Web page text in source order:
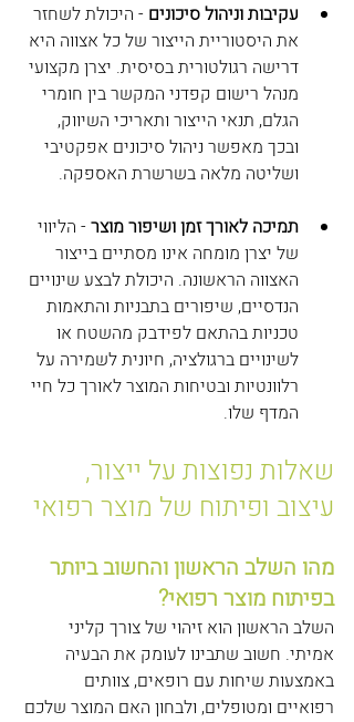
עקיבות וניהול סיכונים - היכולת לשחזר
את היסטוריית הייצור של כל אצווה היא
דרישה רגולטורית בסיסית. יצרן מקצועי
מנהל רישום קפדני המקשר בין חומרי
הגלם, תנאי הייצור ותאריכי השיווק,
ובכך מאפשר ניהול סיכונים אפקטיבי
ושליטה מלאה בשרשרת האספקה.
תמיכה לאורך זמן ושיפור מוצר - הליווי
של יצרן מומחה אינו מסתיים בייצור
האצווה הראשונה. היכולת לבצע שינויים
הנדסיים, שיפורים בתבניות והתאמות
טכניות בהתאם לפידבק מהשטח או
לשינויים ברגולציה, חיונית לשמירה על
רלוונטיות ובטיחות המוצר לאורך כל חיי
המדף שלו.
שאלות נפוצות על ייצור,
עיצוב ופיתוח של מוצר רפואי
מהו השלב הראשון והחשוב ביותר
בפיתוח מוצר רפואי?
השלב הראשון הוא זיהוי של צורך קליני
אמיתי. חשוב שתבינו לעומק את הבעיה
באמצעות שיחות עם רופאים, צוותים
רפואיים ומטופלים, ולבחון האם המוצר שלכם